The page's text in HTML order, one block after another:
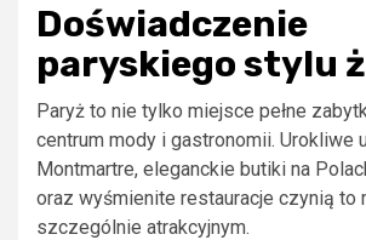
Doświadczenie
paryskiego stylu
Paryż to nie tylko miejsce pełne
centrum mody i gastronomii. Urokliwe
Montmartre, eleganckie butiki na
oraz wyśmienite restauracje czynią to
szczególnie atrakcyjnym.